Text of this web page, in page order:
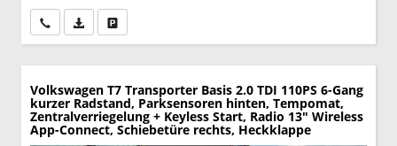
Wir rufen Sie anPDF-Datei, Fahrzeugexposé drucken
Volkswagen T7 Transporter Basis 2.0 TDI 110PS 6-Gang
kurzer Radstand, Parksensoren hinten, Tempomat,
Zentralverriegelung + Keyless Start, Radio 13" Wireless
App-Connect, Schiebetüre rechts, Heckklappe